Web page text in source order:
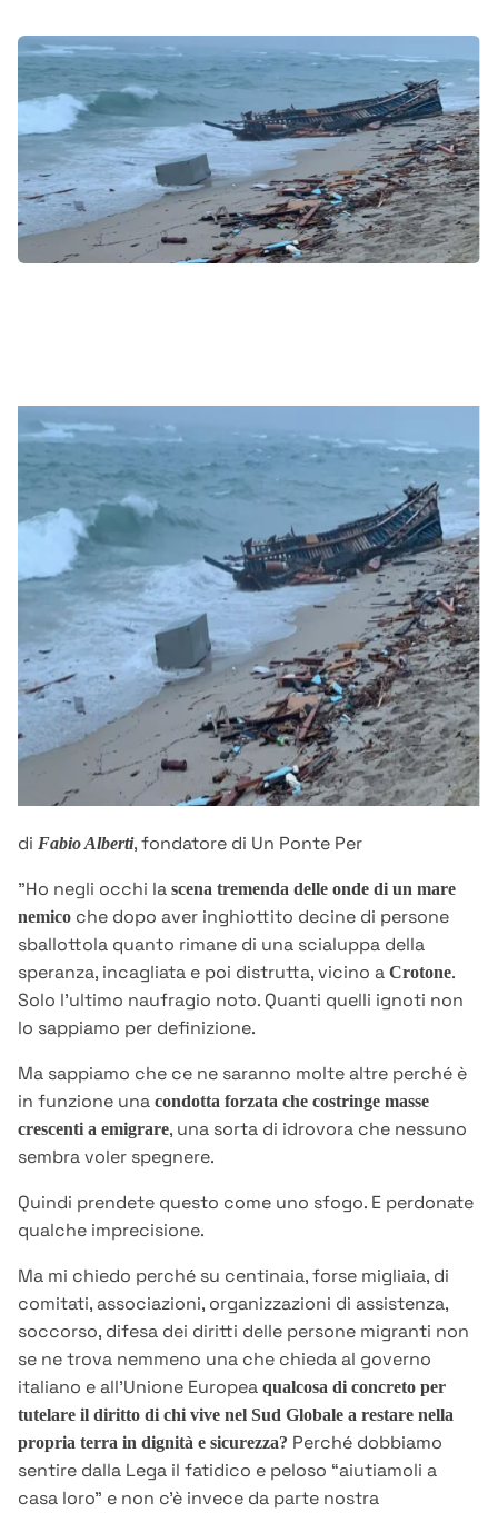
di Fabio Alberti, fondatore di Un Ponte Per
"Ho negli occhi la scena tremenda delle onde di un mare
nemico che dopo aver inghiottito decine di persone
sballottola quanto rimane di una scialuppa della
speranza, incagliata e poi distrutta, vicino a Crotone.
Solo l’ultimo naufragio noto. Quanti quelli ignoti non
lo sappiamo per definizione.
Ma sappiamo che ce ne saranno molte altre perché è
in funzione una condotta forzata che costringe masse
crescenti a emigrare, una sorta di idrovora che nessuno
sembra voler spegnere.
Quindi prendete questo come uno sfogo. E perdonate
qualche imprecisione.
Ma mi chiedo perché su centinaia, forse migliaia, di
comitati, associazioni, organizzazioni di assistenza,
soccorso, difesa dei diritti delle persone migranti non
se ne trova nemmeno una che chieda al governo
italiano e all’Unione Europea qualcosa di concreto per
tutelare il diritto di chi vive nel Sud Globale a restare nella
propria terra in dignità e sicurezza? Perché dobbiamo
sentire dalla Lega il fatidico e peloso “aiutiamoli a
casa loro” e non c’è invece da parte nostra